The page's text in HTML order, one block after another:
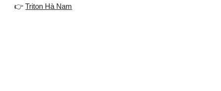
👉Triton Hà Nam